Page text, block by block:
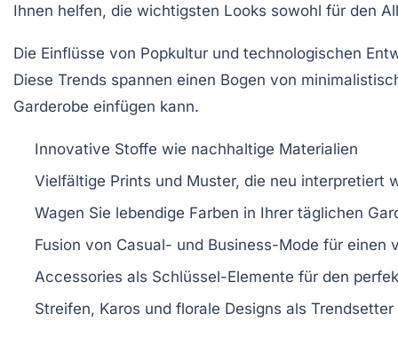
Ihnen helfen, die wichtigsten Looks sowohl für den
Die Einflüsse von Popkultur und technologischen
Diese Trends spannen einen Bogen von
Garderobe einfügen kann.
Innovative Stoffe wie nachhaltige Materialien
Vielfältige Prints und Muster, die neu interpretiert
Wagen Sie lebendige Farben in Ihrer täglichen
Fusion von Casual- und Business-Mode für einen
Accessories als Schlüssel-Elemente für den
Streifen, Karos und florale Designs als